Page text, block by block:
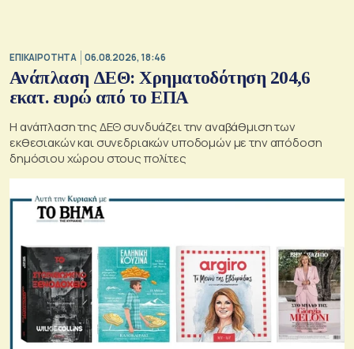
ΕΠΙΚΑΙΡΟΤΗΤΑ 06.08.2026, 18:46
Ανάπλαση ΔΕΘ: Χρηματοδότηση 204,6
εκατ. ευρώ από το ΕΠΑ
Η ανάπλαση της ΔΕΘ συνδυάζει την αναβάθμιση των
εκθεσιακών και συνεδριακών υποδομών με την απόδοση
δημόσιου χώρου στους πολίτες